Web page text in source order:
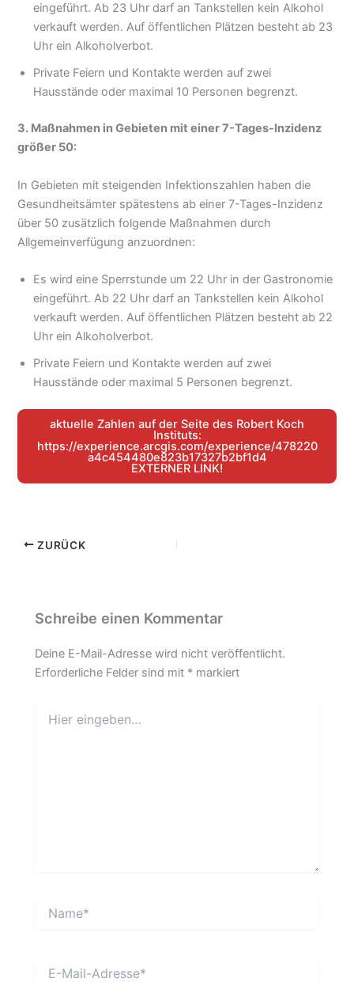
eingeführt. Ab 23 Uhr darf an Tankstellen kein Alkohol
verkauft werden. Auf öffentlichen Plätzen besteht ab 23
Uhr ein Alkoholverbot.
Private Feiern und Kontakte werden auf zwei
Hausstände oder maximal 10 Personen begrenzt.
3. Maßnahmen in Gebieten mit einer 7-Tages-Inzidenz
größer 50:
In Gebieten mit steigenden Infektionszahlen haben die
Gesundheitsämter spätestens ab einer 7-Tages-Inzidenz
über 50 zusätzlich folgende Maßnahmen durch
Allgemeinverfügung anzuordnen:
Es wird eine Sperrstunde um 22 Uhr in der Gastronomie
eingeführt. Ab 22 Uhr darf an Tankstellen kein Alkohol
verkauft werden. Auf öffentlichen Plätzen besteht ab 22
Uhr ein Alkoholverbot.
Private Feiern und Kontakte werden auf zwei
Hausstände oder maximal 5 Personen begrenzt.
aktuelle Zahlen auf der Seite des Robert Koch
Instituts:
https://experience.arcgis.com/experience/478220
a4c454480e823b17327b2bf1d4
EXTERNER LINK!
ZURÜCK
Schreibe einen Kommentar
Deine E-Mail-Adresse wird nicht veröffentlicht.
Erforderliche Felder sind mit * markiert
eingeben…